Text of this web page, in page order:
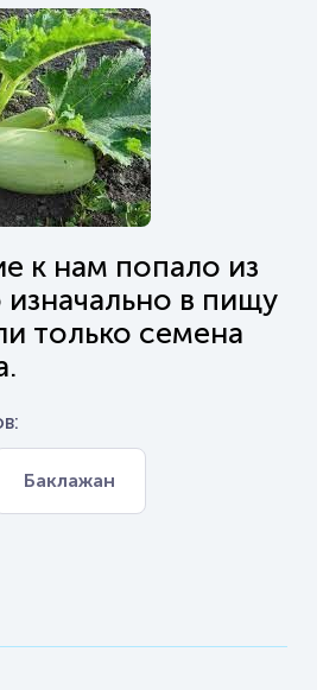
к нам попало из
в пищу
только семена
Баклажан